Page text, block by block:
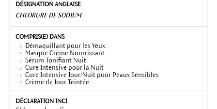
CHLORURE DE SODIUM
Démaquillant pour les Yeux
Masque Crème Nourrissant
Sérum Tonifiant Nuit
Cure Intensive pour la Nuit
Cure Intensive Jour/Nuit pour Peaux Sensibles
Crème de Jour Teintée